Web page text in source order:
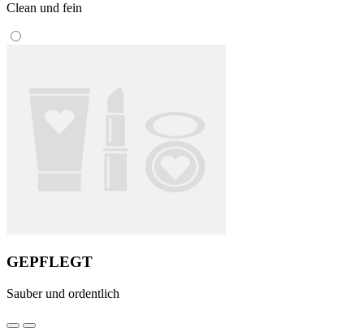
Clean und fein
GEPFLEGT
Sauber und ordentlich